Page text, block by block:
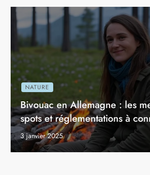
NATURE
Bivouac en Allemagne : les
spots et réglementations à
3 janvier 2025